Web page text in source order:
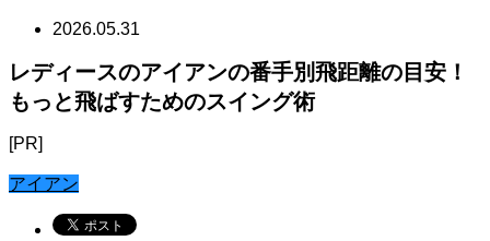
2026.05.31
レディースのアイアンの番手別飛距離の目安！
もっと飛ばすためのスイング術
[PR]
アイアン